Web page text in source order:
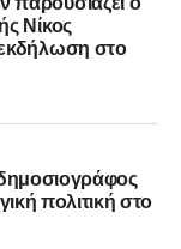
Νίκος
στο
πολιτική στο